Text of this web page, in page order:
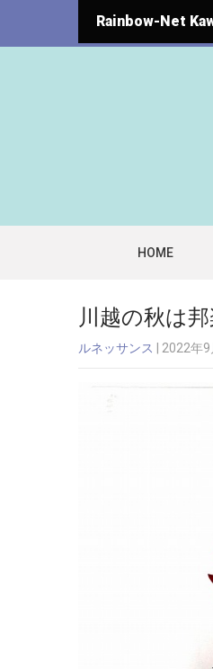
Rainbow-Net
HOME
川越の秋は
ルネッサンス | 2022年